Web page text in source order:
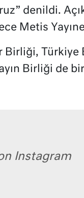
denildi.
Metis
Birliği, Türkiye
Birliği de
Instagram